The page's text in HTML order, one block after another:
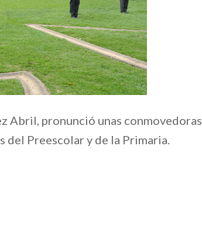
Abril, pronunció unas conmovedoras
del Preescolar y de la Primaria.